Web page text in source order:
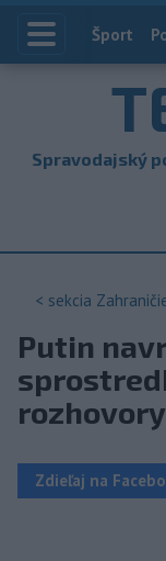
Index
Šport
Spravodajský
< sekcia
Putin
Zdieľaj na